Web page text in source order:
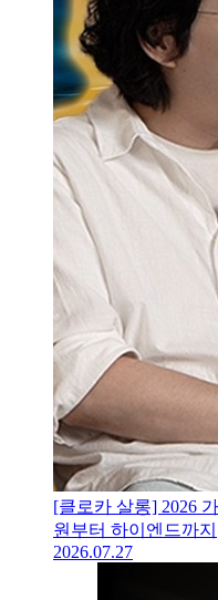
[클로카 살롱] 2026
원부터 하이엔드까지
2026.07.27